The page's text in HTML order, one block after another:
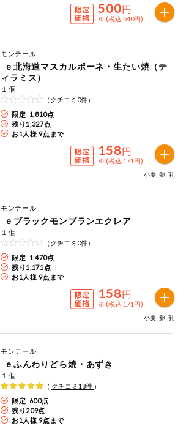
500円
※ (税込 540円)
モンテール
ィラミス）
１個
（クチコミ0件）
限定 1,810点
残り1,327点
お1人様 9点まで
158円
※ (税込 171円)
小麦 卵 乳
モンテール
ｅブラックモンブランエクレア
１個
（クチコミ0件）
限定 1,470点
残り1,171 点
お1人様 9点まで
158円
※ (税込 171円)
小麦 卵 乳
モンテール
ｅふんわりどら焼・あずき
１個
（ クチコミ 18件 ）
限定 600点
残り 209点
お1人様 9点まで